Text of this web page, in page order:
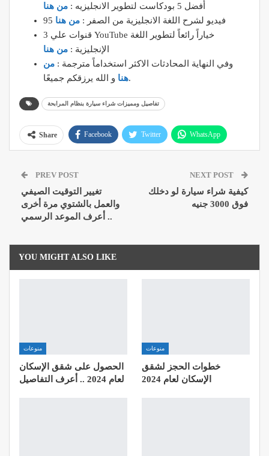
أفضل 5 بودكاست لتطوير الانجليزيه :
من هنا
95 فيديو لشرح اللغة الانجليزية من الصفر : من هنا
3 قنوات علي YouTube خياراً رائعاً لتطوير اللغة
الإنجليزية : من هنا
وفي النهاية المحادثات الاكثر استخداماً مترجمة : من
هناو الله يرزقكم جميعًا.
تفاصيل ومميزات شراء سيارة بنظام المرابحة
Share Facebook Twitter WhatsApp
ReddIt
PREV POST
تغيير التوقيت الصيفي
والعمل بالشتوي مرة أخرى
.. أعرف الموعد الرسمي
NEXT POST
كيفية شراء سيارة لو دخلك
فوق 3000 جنيه
YOU MIGHT ALSO LIKE
منوعات
الحصول على شقق الإسكان
لعام 2024 .. أعرف التفاصيل
منوعات
خطوات الحجز لشقق
الإسكان لعام 2024